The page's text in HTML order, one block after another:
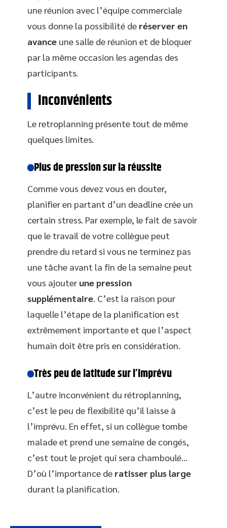
une réunion avec l’équipe commerciale
vous donne la possibilité de réserver en
avance une salle de réunion et de bloquer
par la même occasion les agendas des
participants.
Inconvénients
Le retroplanning présente tout de même
quelques limites.
Plus de pression sur la réussite
Comme vous devez vous en douter,
planifier en partant d’un deadline crée un
certain stress. Par exemple, le fait de savoir
que le travail de votre collègue peut
prendre du retard si vous ne terminez pas
une tâche avant la fin de la semaine peut
vous ajouter une pression
supplémentaire. C’est la raison pour
laquelle l’étape de la planification est
extrêmement importante et que l’aspect
humain doit être pris en considération.
Très peu de latitude sur l’imprévu
L’autre inconvénient du rétroplanning,
c’est le peu de flexibilité qu’il laisse à
l’imprévu. En effet, si un collègue tombe
malade et prend une semaine de congés,
c’est tout le projet qui sera chamboulé…
D’où l’importance de ratisser plus large
durant la planification.